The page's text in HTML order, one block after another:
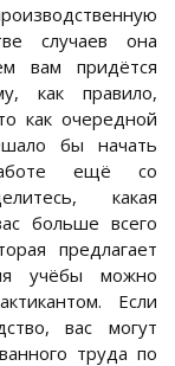
случаев она
вам придётся
как правило,
как очередной
бы начать
ещё со
какая
больше всего
предлагает
учёбы можно
Если
вас могут
труда по